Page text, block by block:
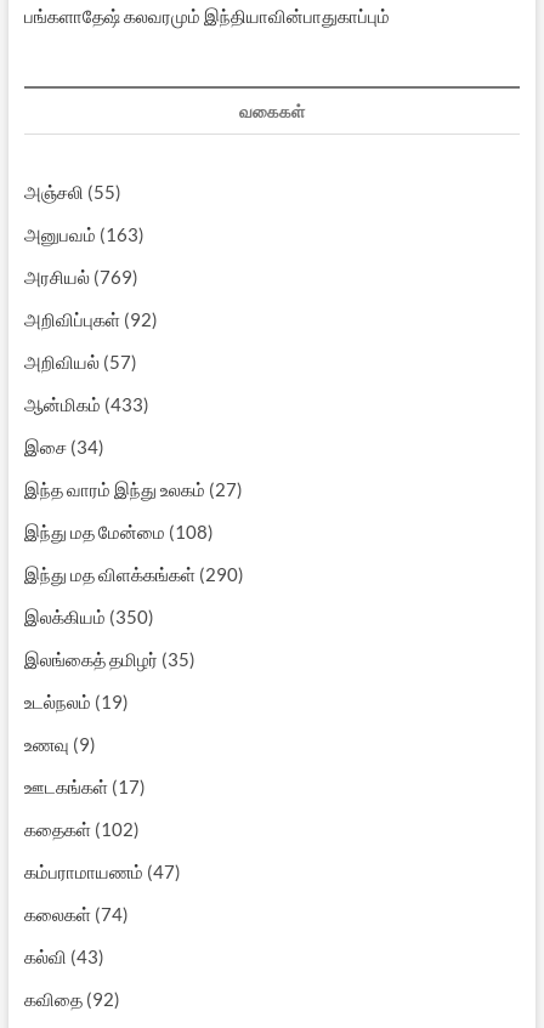
பங்களாதேஷ் கலவரமும் இந்தியாவின்பாதுகாப்பும்
வகைகள்
அஞ்சலி (55)
அனுபவம் (163)
அரசியல்(769)
அறிவிப்புகள்(92)
அறிவியல்(57)
ஆன்மிகம் (433)
இசை(34)
இந்த வாரம் இந்து உலகம் (27)
இந்து மத மேன்மை (108)
இந்து மத விளக்கங்கள்(290)
இலக்கியம் (350)
இலங்கைத் தமிழர் (35)
உடல்நலம் (19)
உணவு (9)
ஊடகங்கள்(17)
கதைகள்(102)
கம்பராமாயணம் (47)
கலைகள்(74)
கல்வி (43)
கவிதை(92)